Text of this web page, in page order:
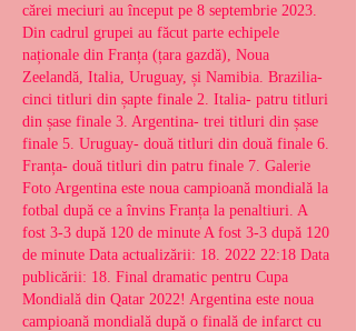
cărei meciuri au început pe 8 septembrie 2023.
Din cadrul grupei au făcut parte echipele
naționale din Franța (țara gazdă), Noua
Zeelandă, Italia, Uruguay, și Namibia. Brazilia-
cinci titluri din șapte finale 2. Italia- patru titluri
din șase finale 3. Argentina- trei titluri din șase
finale 5. Uruguay- două titluri din două finale 6.
Franța- două titluri din patru finale 7. Galerie
Foto Argentina este noua campioană mondială la
fotbal după ce a învins Franța la penaltiuri. A
fost 3-3 după 120 de minute A fost 3-3 după 120
de minute Data actualizării: 18. 2022 22:18 Data
publicării: 18. Final dramatic pentru Cupa
Mondială din Qatar 2022! Argentina este noua
campioană mondială după o finală de infarct cu